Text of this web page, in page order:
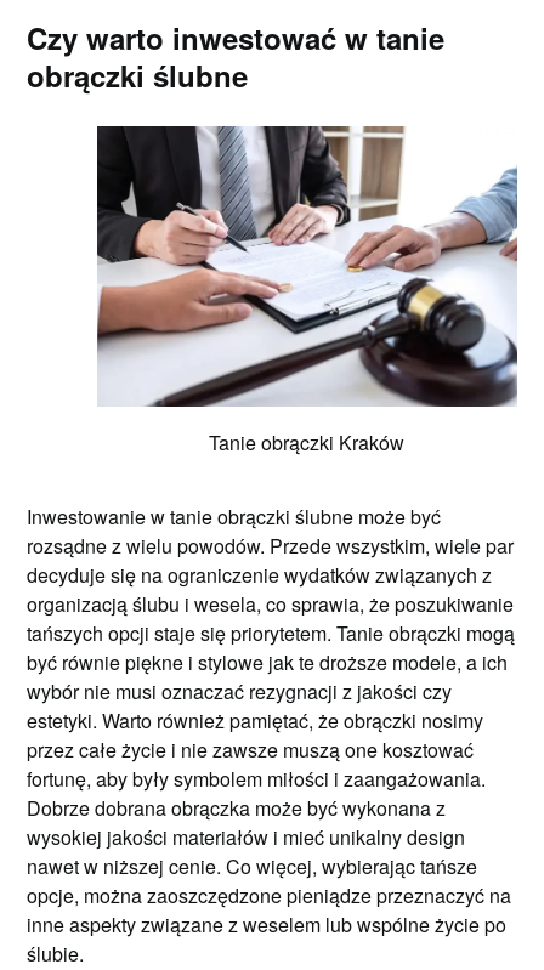
Czy warto inwestować w tanie
obrączki ślubne
Tanie obrączki Kraków
Inwestowanie w tanie obrączki ślubne może być
rozsądne z wielu powodów. Przede wszystkim, wiele par
decyduje się na ograniczenie wydatków związanych z
organizacją ślubu i wesela, co sprawia, że poszukiwanie
tańszych opcji staje się priorytetem. Tanie obrączki mogą
być równie piękne i stylowe jak te droższe modele, a ich
wybór nie musi oznaczać rezygnacji z jakości czy
estetyki. Warto również pamiętać, że obrączki nosimy
przez całe życie i nie zawsze muszą one kosztować
fortunę, aby były symbolem miłości i zaangażowania.
Dobrze dobrana obrączka może być wykonana z
wysokiej jakości materiałów i mieć unikalny design
nawet w niższej cenie. Co więcej, wybierając tańsze
opcje, można zaoszczędzone pieniądze przeznaczyć na
inne aspekty związane z weselem lub wspólne życie po
ślubie.